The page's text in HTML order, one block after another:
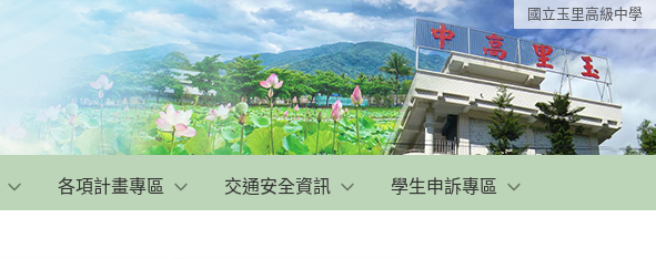
國立玉里高級中學
各項計畫專區 交通安全資訊 學生申訴專區